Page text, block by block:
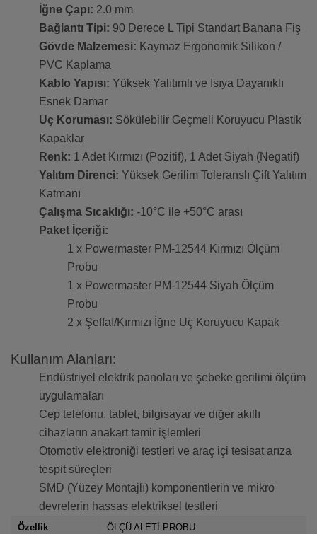
İğne Çapı: 2.0 mm
Bağlantı Tipi: 90 Derece L Tipi Standart Banana Fiş
Gövde Malzemesi: Kaymaz Ergonomik Silikon /
PVC Kaplama
Kablo Yapısı: Yüksek Yalıtımlı ve Isıya Dayanıklı
Esnek Damar
Uç Koruması: Sökülebilir Geçmeli Koruyucu Plastik
Kapaklar
Renk: 1 Adet Kırmızı (Pozitif), 1 Adet Siyah (Negatif)
Yalıtım Direnci: Yüksek Gerilim Toleranslı Çift Yalıtım
Katmanı
Çalışma Sıcaklığı: -10°C ile +50°C arası
Paket İçeriği:
1 x Powermaster PM-12544 Kırmızı Ölçüm
Probu
1 x Powermaster PM-12544 Siyah Ölçüm
Probu
2 x Şeffaf/Kırmızı İğne Uç Koruyucu Kapak
Kullanım Alanları:
Endüstriyel elektrik panoları ve şebeke gerilimi ölçüm
uygulamaları
Cep telefonu, tablet, bilgisayar ve diğer akıllı
cihazların anakart tamir işlemleri
Otomotiv elektroniği testleri ve araç içi tesisat arıza
tespit süreçleri
SMD (Yüzey Montajlı) komponentlerin ve mikro
devrelerin hassas elektriksel testleri
Özellik ÖLÇÜ ALETİ PROBU